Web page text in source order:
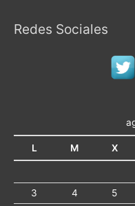
Redes Sociales
L M X
3
4 5